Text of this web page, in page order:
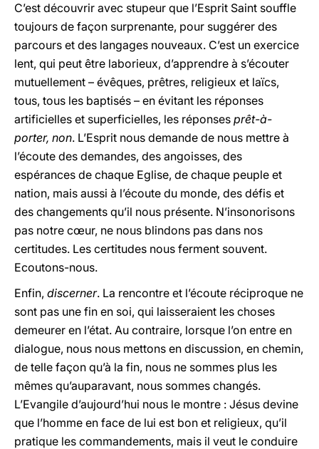
C’est découvrir avec stupeur que l’Esprit Saint souffle
toujours de façon surprenante, pour suggérer des
parcours et des langages nouveaux. C’est un exercice
lent, qui peut être laborieux, d’apprendre à s’écouter
mutuellement – évêques, prêtres, religieux et laïcs,
tous, tous les baptisés – en évitant les réponses
artificielles et superficielles, les réponses prêt-à-
porter, non. L’Esprit nous demande de nous mettre à
l’écoute des demandes, des angoisses, des
espérances de chaque Eglise, de chaque peuple et
nation, mais aussi à l’écoute du monde, des défis et
des changements qu’il nous présente. N’insonorisons
pas notre cœur, ne nous blindons pas dans nos
certitudes. Les certitudes nous ferment souvent.
Ecoutons-nous.
Enfin, discerner. La rencontre et l’écoute réciproque ne
sont pas une fin en soi, qui laisseraient les choses
demeurer en l’état. Au contraire, lorsque l’on entre en
dialogue, nous nous mettons en discussion, en chemin,
de telle façon qu’à la fin, nous ne sommes plus les
mêmes qu’auparavant, nous sommes changés.
L’Evangile d’aujourd’hui nous le montre : Jésus devine
que l’homme en face de lui est bon et religieux, qu’il
pratique les commandements, mais il veut le conduire